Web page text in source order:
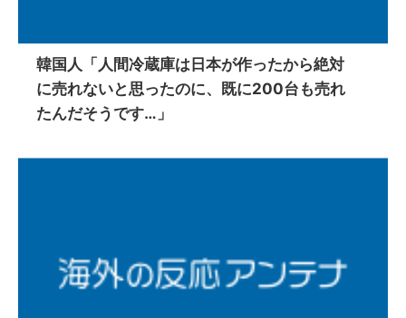
韓国人「人間冷蔵庫は日本が作ったから絶対
に売れないと思ったのに、既に200台も売れ
たんだそうです…」